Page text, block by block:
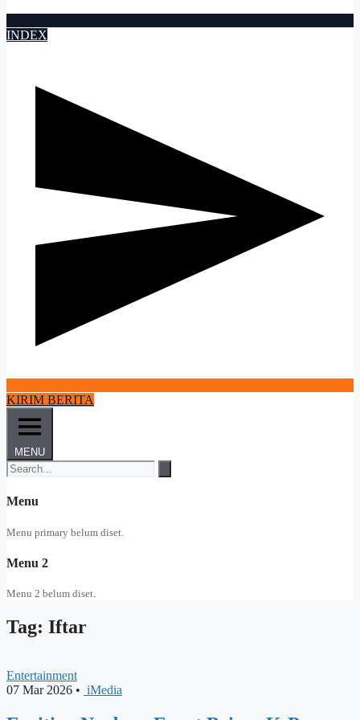
INDEX
KIRIM BERITA
MENU
Menu
Menu primary belum diset.
Menu 2
Menu 2 belum diset.
Tag: Iftar
Entertainment
07 Mar 2026 • iMedia